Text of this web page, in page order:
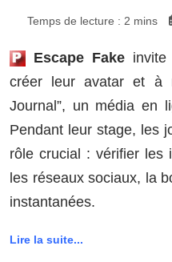
Temps de lecture : 2 mins
Escape Fakeinvite
créer leur avatar et à
Journal”, un média en
Pendant leur stage, les
rôle crucial : vérifier les
les réseaux sociaux, la
instantanées.
Lire la suite...